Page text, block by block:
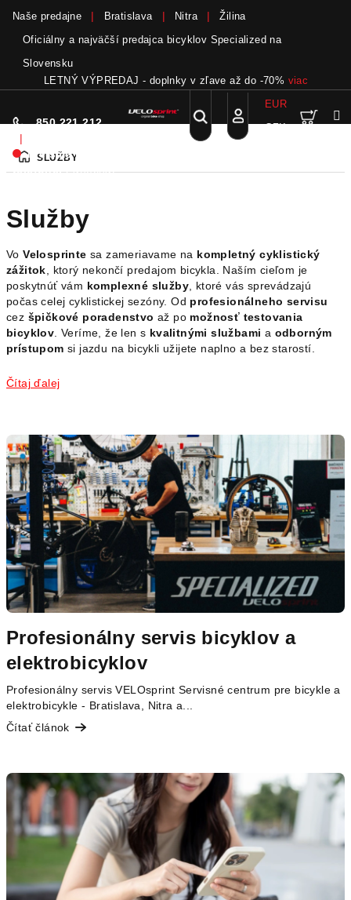
obsah
Naše predajne Bratislava Nitra
Žilina
Oficiálny a najväčší predajca bicyklov Specialized na
Slovensku
LETNÝ VÝPREDAJ - doplnky v zľave až do -70% viac
850 221 212
|
Nie sme pri
telefóne.Zanechať
Hľadať
Prihlásenie
EUR
CZK
DOMOVSLUŽBY
Služby
VoVelosprinte sa zameriavame na kompletný cyklistický
zážitok , ktorý nekončí predajom bicykla. Naším cieľom je
poskytnúť vám komplexné služby , ktoré vás sprevádzajú
počas celej cyklistickej sezóny. Od profesionálneho servisu
cez špičkové poradenstvo až po možnosť testovania
bicyklov . Veríme, že len s kvalitnými službami a odborným
prístupom si jazdu na bicykli užijete naplno a bez starostí.
Čítaj ďalej
ý
p
i
s
č
l
á
n
k
o
v
Profesionálny servis bicyklov a
elektrobicyklov
Profesionálny servis VELOsprint Servisné centrum pre bicykle a
elektrobicykle - Bratislava, Nitra a...
Čítať článok